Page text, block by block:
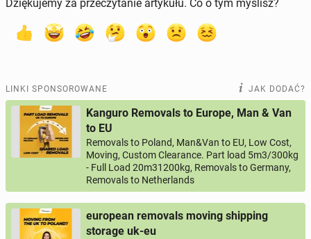
Dziękujemy za przeczytanie artykułu. Co o tym myślisz?
LINKI SPONSOROWANE JAK DODAĆ?
Kanguro Removals to Europe, Man & Van
to EU
Removals to Poland, Man&Van to EU, Low Cost,
Moving, Custom Clearance. Part load 5m3/300kg
- Full Load 20m31200kg, Removals to Germany,
Removals to Netherlands
european removals moving shipping
storage uk-eu